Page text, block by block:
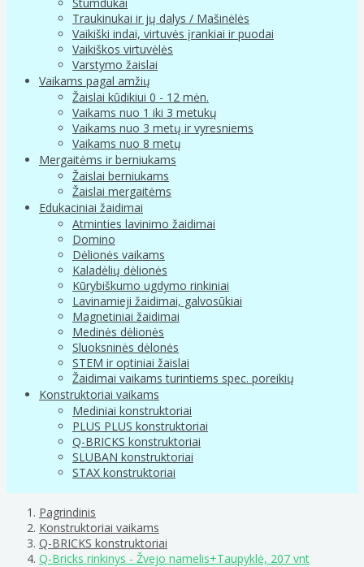
Traukinukai ir jų dalys / Mašinėlės
Vaikiški indai, virtuvės įrankiai ir puodai
Vaikiškos virtuvėlės
Varstymo žaislai
Vaikams pagal amžių
Žaislai kūdikiui 0 - 12 mėn.
Vaikams nuo 1 iki 3 metukų
Vaikams nuo 3 metų ir vyresniems
Vaikams nuo 8 metų
Mergaitėms ir berniukams
Žaislai berniukams
Žaislai mergaitėms
Edukaciniai žaidimai
Atminties lavinimo žaidimai
Domino
Dėlionės vaikams
Kaladėlių dėlionės
Kūrybiškumo ugdymo rinkiniai
Lavinamieji žaidimai, galvosūkiai
Magnetiniai žaidimai
Medinės dėlionės
Sluoksninės dėlonės
STEM ir optiniai žaislai
Žaidimai vaikams turintiems spec. poreikių
Konstruktoriai vaikams
Mediniai konstruktoriai
PLUS PLUS konstruktoriai
Q-BRICKS konstruktoriai
SLUBAN konstruktoriai
STAX konstruktoriai
Pagrindinis
Konstruktoriai vaikams
Q-BRICKS konstruktoriai
Q-Bricks rinkinys - Žvejo namelis+Taupyklė, 207 vnt